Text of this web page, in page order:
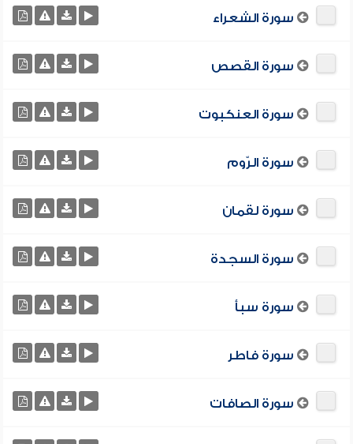
سورة الشعراء
سورة القصص
سورة العنكبوت
سورة الرّوم
سورة لقمان
سورة السجدة
سورة سبأ
سورة فاطر
سورة الصافات